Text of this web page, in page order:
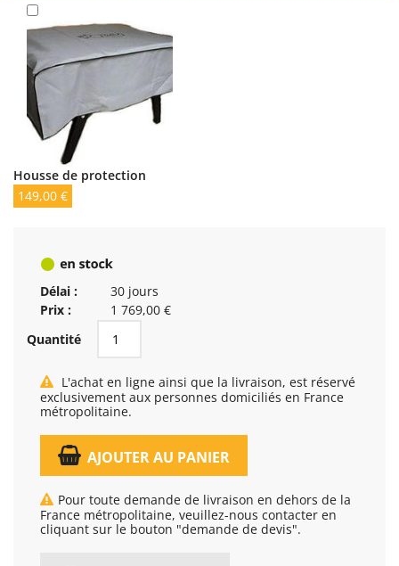
Housse de protection
149,00 €
Délai :
30 jours
Prix :
1 769,00 €
Quantité
exclusivement aux personnes domiciliés en France
métropolitaine.
AJOUTER AU PANIER
Pour toute demande de livraison en dehors de la
France métropolitaine, veuillez-nous contacter en
cliquant sur le bouton "demande de devis".